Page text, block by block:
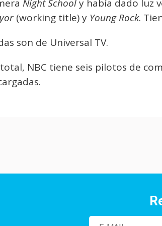
Night Schooly había dado luz
(working title) y Young Rock.
son de Universal TV.
NBC tiene seis pilotos de